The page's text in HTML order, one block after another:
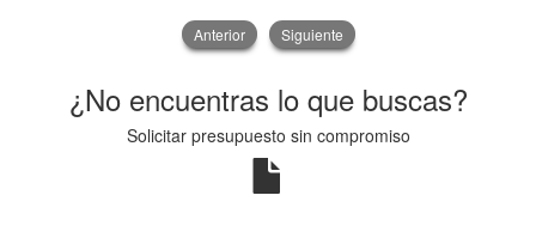
Anterior Siguiente
¿No encuentras lo que buscas?
Solicitar presupuesto sin compromiso